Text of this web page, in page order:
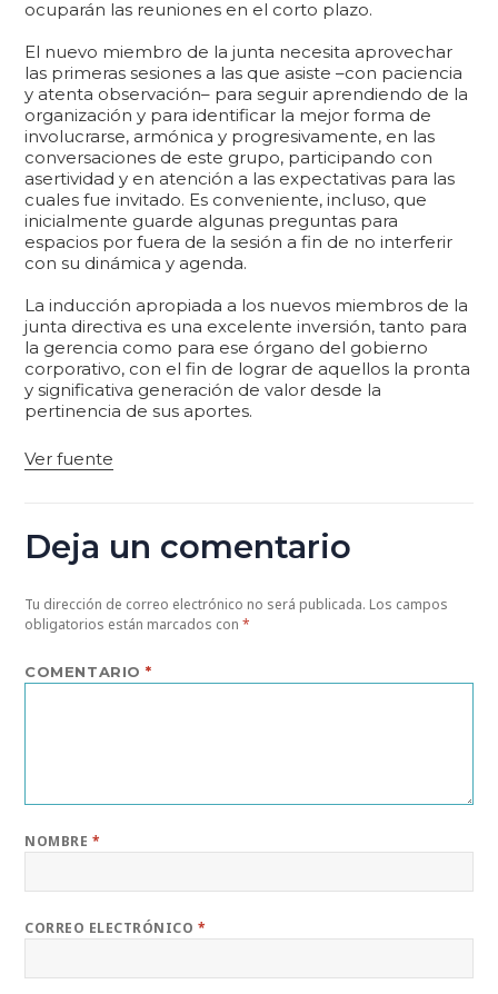
ocuparán las reuniones en el corto plazo.
El nuevo miembro de la junta necesita aprovechar
las primeras sesiones a las que asiste –con paciencia
y atenta observación– para seguir aprendiendo de la
organización y para identificar la mejor forma de
involucrarse, armónica y progresivamente, en las
conversaciones de este grupo, participando con
asertividad y en atención a las expectativas para las
cuales fue invitado. Es conveniente, incluso, que
inicialmente guarde algunas preguntas para
espacios por fuera de la sesión a fin de no interferir
con su dinámica y agenda.
La inducción apropiada a los nuevos miembros de la
junta directiva es una excelente inversión, tanto para
la gerencia como para ese órgano del gobierno
corporativo, con el fin de lograr de aquellos la pronta
y significativa generación de valor desde la
pertinencia de sus aportes.
Ver fuente
Deja un comentario
Tu dirección de correo electrónico no será publicada. Los campos
obligatorios están marcados con*
COMENTARIO*
NOMBRE *
CORREO ELECTRÓNICO *